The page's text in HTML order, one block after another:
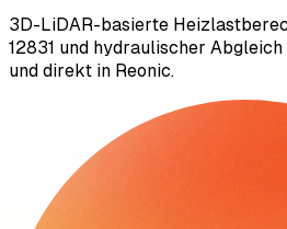
3D-LiDAR-basierte
12831 und hydraulischer
und direkt in Reonic.